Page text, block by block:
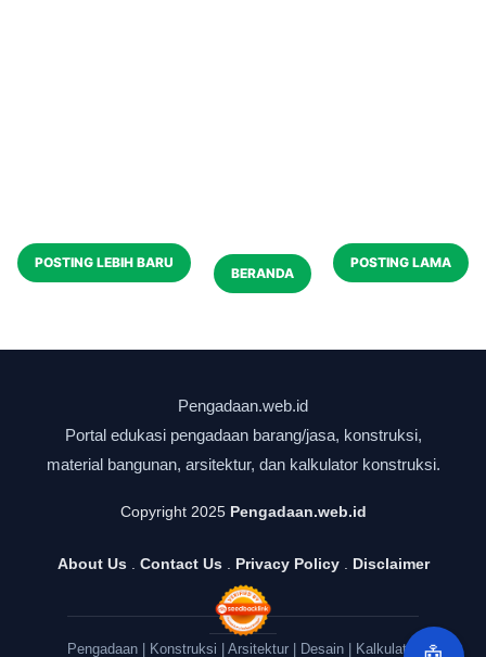
POSTING LEBIH BARU POSTING LAMA
BERANDA
Copyright 2025 Pengadaan.web.id
About Us . Contact Us . Privacy Policy. Disclaimer